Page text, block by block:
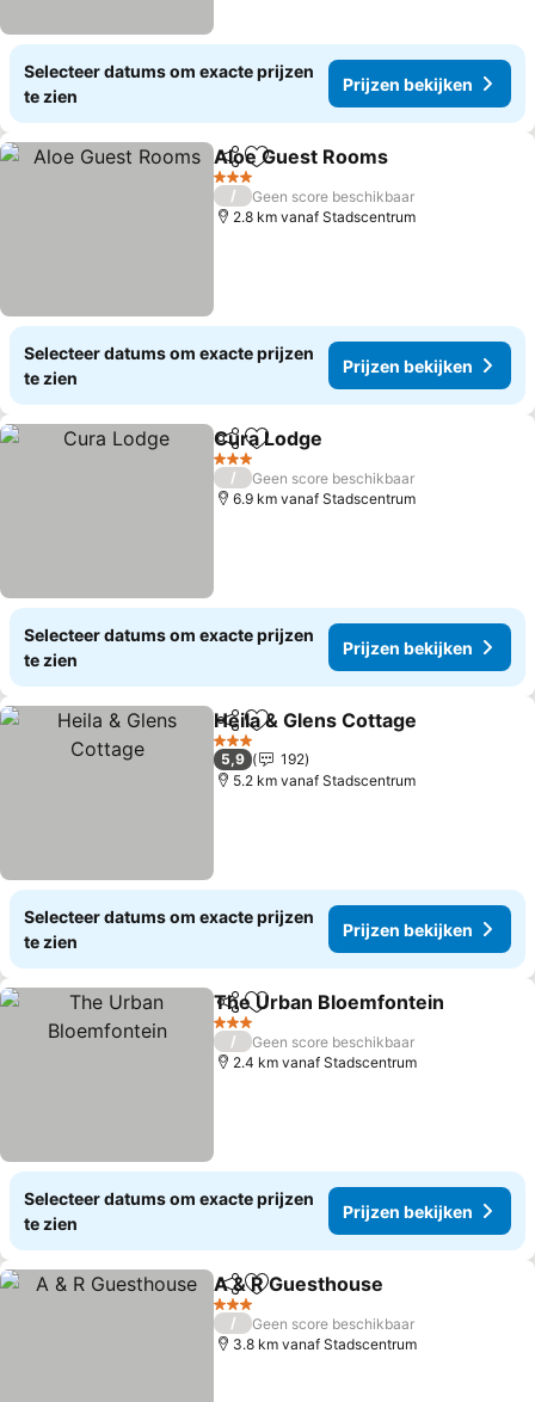
Selecteer datums om exacte prijzen
te zien
Prijzen bekijken
DelenToevoegen aan favorieten
Aloe Guest Rooms
3 Sterren
/
Geen score beschikbaar
2.8 km vanaf Stadscentrum
Selecteer datums om exacte prijzen
te zien
Prijzen bekijken
DelenToevoegen aan favorieten
Cura Lodge
3 Sterren
/
Geen score beschikbaar
6.9 km vanaf Stadscentrum
Selecteer datums om exacte prijzen
te zien
Prijzen bekijken
DelenToevoegen aan favorieten
Heila & Glens Cottage
3 Sterren
5,9
192
5.2 km vanaf Stadscentrum
Selecteer datums om exacte prijzen
te zien
Prijzen bekijken
DelenToevoegen aan favorieten
The Urban Bloemfontein
3 Sterren
/
Geen score beschikbaar
2.4 km vanaf Stadscentrum
Selecteer datums om exacte prijzen
te zien
Prijzen bekijken
DelenToevoegen aan favorieten
A & R Guesthouse
3 Sterren
/
Geen score beschikbaar
3.8 km vanaf Stadscentrum